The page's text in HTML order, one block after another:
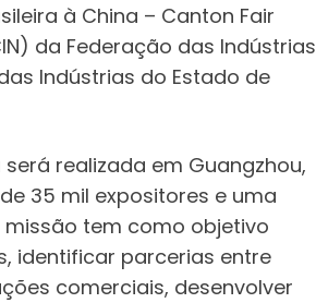
à China – Canton Fair
da Federação das Indústrias
Indústrias do Estado de
realizada em Guangzhou,
35 mil expositores e uma
tem como objetivo
identificar parcerias entre
comerciais, desenvolver